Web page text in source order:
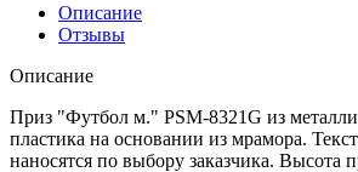
Описание
Отзывы
Описание
Приз "Футбол м." PSM-8321G из
пластика на основании из мрамора.
наносятся по выбору заказчика. Высота